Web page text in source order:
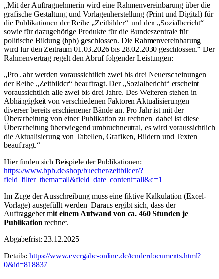
„Mit der Auftragnehmerin wird eine Rahmenvereinbarung über die
grafische Gestaltung und Vorlagenherstellung (Print und Digital) für
die Publikationen der Reihe „Zeitbilder“ und den „Sozialbericht“
sowie für dazugehörige Produkte für die Bundeszentrale für
politische Bildung (bpb) geschlossen. Die Rahmenvereinbarung
wird für den Zeitraum 01.03.2026 bis 28.02.2030 geschlossen.“ Der
Rahmenvertrag regelt den Abruf folgender Leistungen:
„Pro Jahr werden voraussichtlich zwei bis drei Neuerscheinungen
der Reihe „Zeitbilder“ beauftragt. Der „Sozialbericht“ erscheint
voraussichtlich alle zwei bis drei Jahre. Des Weiteren stehen in
Abhängigkeit von verschiedenen Faktoren Aktualisierungen
diverser bereits erschienener Bände an. Pro Jahr ist mit der
Überarbeitung von einer Publikation zu rechnen, dabei ist diese
Überarbeitung überwiegend umbruchneutral, es wird voraussichtlich
die Aktualisierung von Tabellen, Grafiken, Bildern und Texten
beauftragt.“
Hier finden sich Beispiele der Publikationen:
https://www.bpb.de/shop/buecher/zeitbilder/?
field_filter_thema=all&field_date_content=all&d=1
Im Zuge der Ausschreibung muss eine fiktive Kalkulation (Excel-
Vorlage) ausgefüllt werden. Daraus ergibt sich, dass der
Auftraggeber mit einem Aufwand von ca. 460 Stunden je
Publikation rechnet.
Abgabefrist: 23.12.2025
Details: https://www.evergabe-online.de/tenderdocuments.html?
0&id=818837